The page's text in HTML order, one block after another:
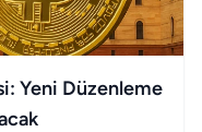
Yeni Düzenleme